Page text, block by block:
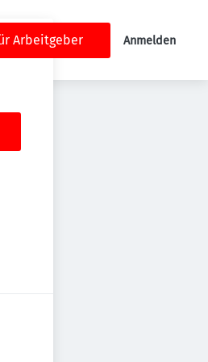
Arbeitgeber Anmelden